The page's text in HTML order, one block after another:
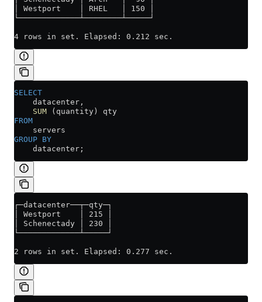
│ Westport    │ RHEL   │ 150 │
└─────────────┴────────┴─────┘
4 rows in set. Elapsed: 0.212 sec.
SELECT
    datacenter,
    SUM
(quantity) qty
FROM
    servers
GROUP BY
    datacenter;
┌─datacenter──┬─qty─┐
│ Westport    │ 215 │
│ Schenectady │ 230 │
└─────────────┴─────┘
2 rows in set. Elapsed: 0.277 sec.